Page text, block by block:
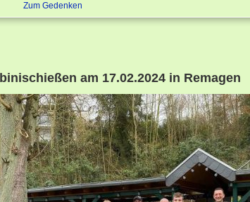
Zum Gedenken
am 17.02.2024 in Remagen